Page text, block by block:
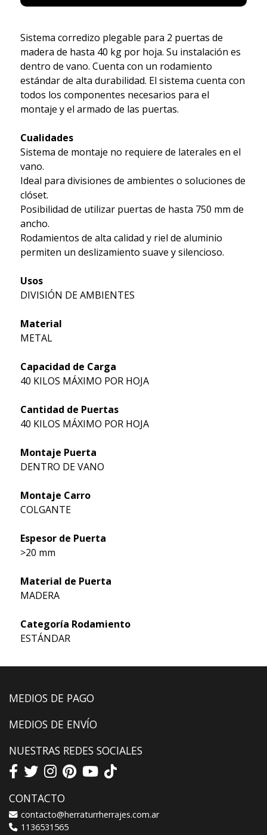
Sistema corredizo plegable para 2 puertas de
madera de hasta 40 kg por hoja. Su instalación es
dentro de vano. Cuenta con un rodamiento
estándar de alta durabilidad. El sistema cuenta con
todos los componentes necesarios para el
montaje y el armado de las puertas.
Cualidades
Sistema de montaje no requiere de laterales en el
vano.
Ideal para divisiones de ambientes o soluciones de
clóset.
Posibilidad de utilizar puertas de hasta 750 mm de
ancho.
Rodamientos de alta calidad y riel de aluminio
permiten un deslizamiento suave y silencioso.
Usos
DIVISIÓN DE AMBIENTES
Material
METAL
Capacidad de Carga
40 KILOS MÁXIMO POR HOJA
Cantidad de Puertas
40 KILOS MÁXIMO POR HOJA
Montaje Puerta
DENTRO DE VANO
Montaje Carro
COLGANTE
Espesor de Puerta
>20 mm
Material de Puerta
MADERA
Categoría Rodamiento
ESTÁNDAR
MEDIOS DE PAGO
MEDIOS DE ENVÍO
NUESTRAS REDES SOCIALES
CONTACTO
contacto@herraturrherrajes.com.ar
1136531565